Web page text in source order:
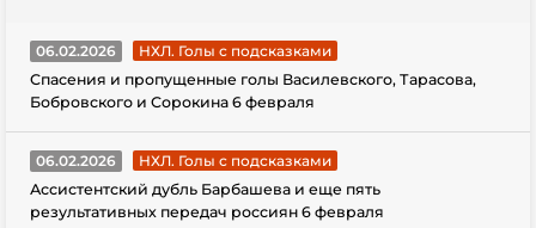
06.02.2026
НХЛ. Голы с подсказками
Спасения и пропущенные голы Василевского, Тарасова,
Бобровского и Сорокина 6 февраля
06.02.2026
НХЛ. Голы с подсказками
Ассистентский дубль Барбашева и еще пять
результативных передач россиян 6 февраля